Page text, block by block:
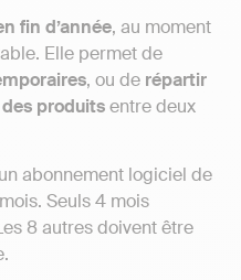
fin d’année, au moment
Elle permet de
, ou de répartir
produitsentre deux
abonnement logiciel de
Seuls 4 mois
8 autres doivent être